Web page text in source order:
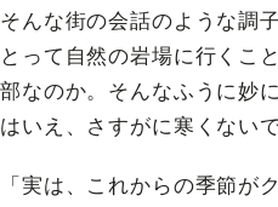
そんな街の会話のような調
とって自然の岩場に行くこ
部なのか。そんなふうに妙
はいえ、さすがに寒くない
「実は、これからの季節が